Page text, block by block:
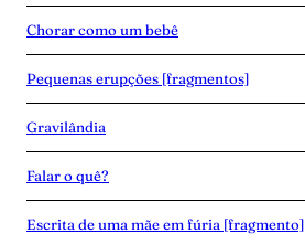
Chorar como um bebê
Pequenas erupções [fragmentos]
Gravilândia
Falar o quê?
Escrita de uma mãe em fúria [fragmento]